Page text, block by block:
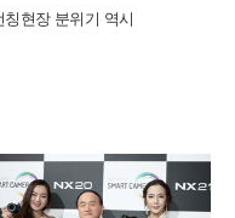
현장 분위기 역시